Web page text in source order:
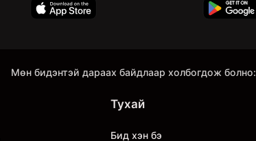
Мөн бидэнтэй дараах байдлаар холбогдож болно:
Тухай
Бид хэн бэ